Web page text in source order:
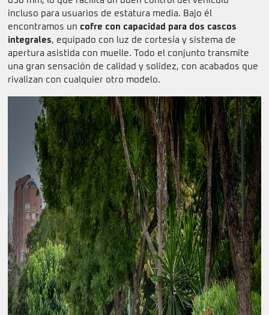
incluso para usuarios de estatura media. Bajo él
encontramos un cofre con capacidad para dos cascos
integrales, equipado con luz de cortesía y sistema de
apertura asistida con muelle. Todo el conjunto transmite
una gran sensación de calidad y solidez, con acabados que
rivalizan con cualquier otro modelo.